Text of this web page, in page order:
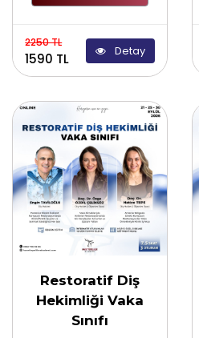
2250 TL
1590 TL Detay
Restoratif Diş
Hekimliği Vaka
Sınıfı